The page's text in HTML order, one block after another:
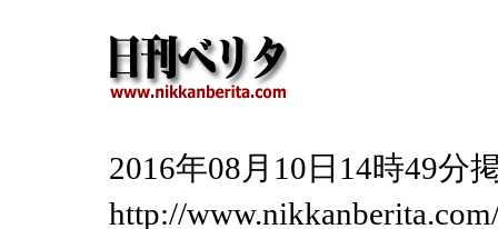
2016年08月10日14時49
http://